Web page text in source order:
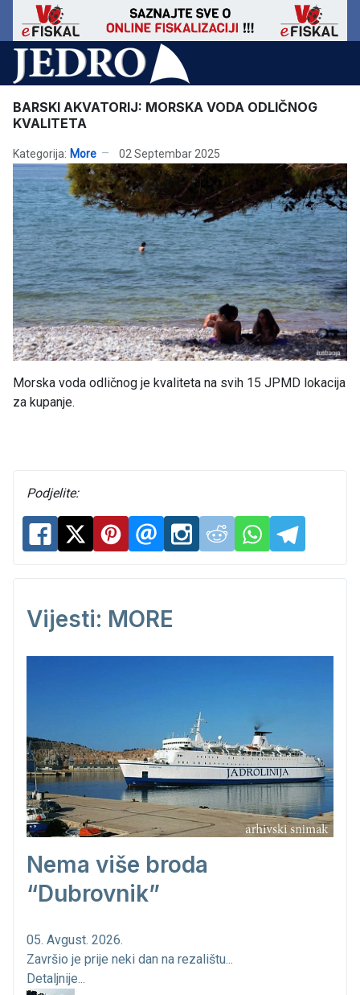
BARSKI AKVATORIJ: MORSKA VODA ODLIČNOG
KVALITETA
Kategorija: More 02 Septembar 2025
Morska voda odličnog je kvaliteta na svih 15 JPMD lokacija
za kupanje.
Podjelite:
Vijesti: MORE
Nema više broda
“Dubrovnik”
05. Avgust. 2026.
Završio je prije neki dan na rezalištu...
Detaljnije...